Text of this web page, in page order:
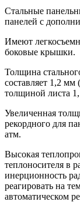
Стальные
панелей с
Имеют
боковые крышки.
Толщина
составляет 1,2 мм
толщиной листа
Увеличенная
рекордного для
атм.
Высокая
теплоносителя в
инерционность
реагировать на
автоматическом